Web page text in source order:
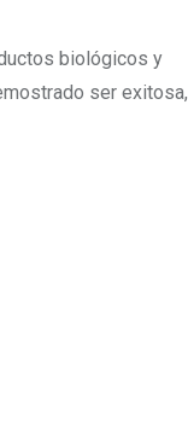
biológicos y
ser exitosa,